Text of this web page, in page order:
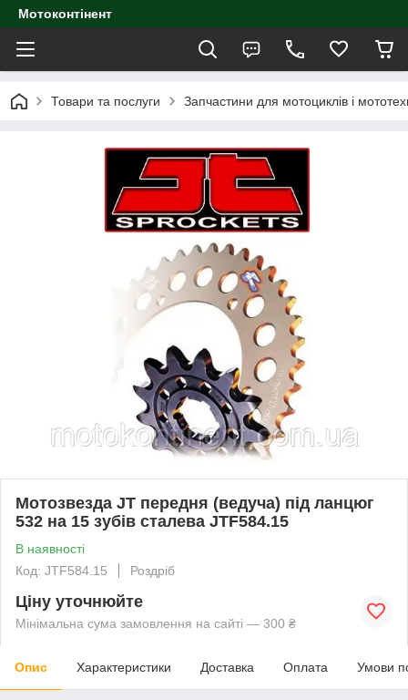
Мотоконтінент
Товари та послуги Запчастини для мотоциклів і
Мотозвезда JT передня (ведуча) під ланцюг
532 на 15 зубів сталева JTF584.15
В наявності
Код: JTF584.15
Роздріб
Ціну уточнюйте
Мінімальна сума замовлення на сайті — 300 ₴
Опис Характеристики Доставка Оплата Умови